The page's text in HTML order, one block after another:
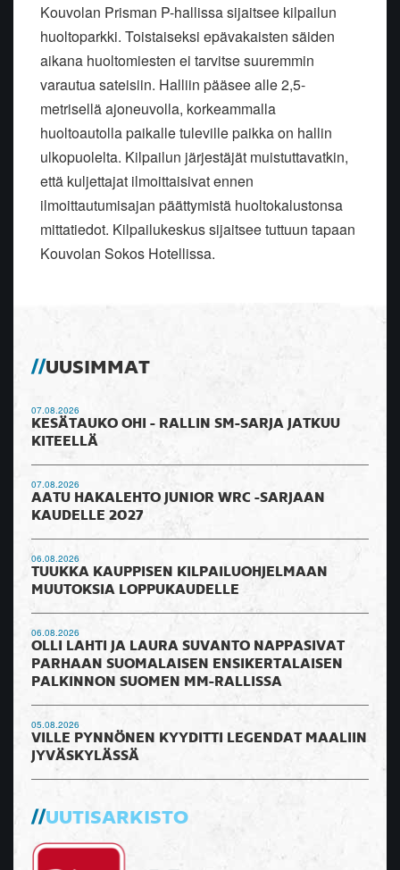
Kouvolan Prisman P-hallissa sijaitsee kilpailun
huoltoparkki. Toistaiseksi epävakaisten säiden
aikana huoltomiesten ei tarvitse suuremmin
varautua sateisiin. Halliin pääsee alle 2,5-
metrisellä ajoneuvolla, korkeammalla
huoltoautolla paikalle tuleville paikka on hallin
ulkopuolelta. Kilpailun järjestäjät muistuttavatkin,
että kuljettajat ilmoittaisivat ennen
ilmoittautumisajan päättymistä huoltokalustonsa
mittatiedot. Kilpailukeskus sijaitsee tuttuun tapaan
Kouvolan Sokos Hotellissa.
UUSIMMAT
07.08.2026
KESÄTAUKO OHI - RALLIN SM-SARJA JATKUU
KITEELLÄ
07.08.2026
AATU HAKALEHTO JUNIOR WRC -SARJAAN
KAUDELLE 2027
06.08.2026
TUUKKA KAUPPISEN KILPAILUOHJELMAAN
MUUTOKSIA LOPPUKAUDELLE
06.08.2026
OLLI LAHTI JA LAURA SUVANTO NAPPASIVAT
PARHAAN SUOMALAISEN ENSIKERTALAISEN
PALKINNON SUOMEN MM-RALLISSA
05.08.2026
VILLE PYNNÖNEN KYYDITTI LEGENDAT MAALIIN
JYVÄSKYLÄSSÄ
UUTISARKISTO